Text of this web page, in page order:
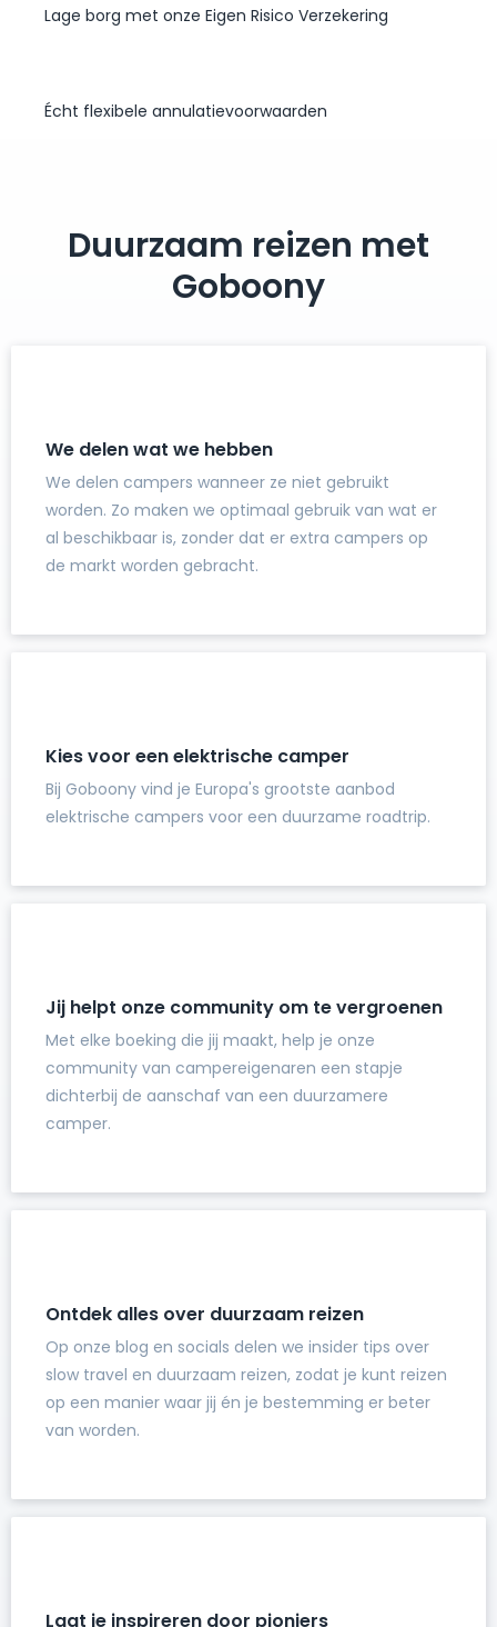
Lage borg met onze Eigen Risico Verzekering
Écht flexibele annulatievoorwaarden
Duurzaam reizen met
Goboony
We delen wat we hebben
We delen campers wanneer ze niet gebruikt
worden. Zo maken we optimaal gebruik van wat er
al beschikbaar is, zonder dat er extra campers op
de markt worden gebracht.
Kies voor een elektrische camper
Bij Goboony vind je Europa's grootste aanbod
elektrische campers voor een duurzame roadtrip.
Jij helpt onze community om te vergroenen
Met elke boeking die jij maakt, help je onze
community van campereigenaren een stapje
dichterbij de aanschaf van een duurzamere
camper.
Ontdek alles over duurzaam reizen
Op onze blog en socials delen we insider tips over
slow travel en duurzaam reizen, zodat je kunt reizen
op een manier waar jij én je bestemming er beter
van worden.
Laat je inspireren door pioniers